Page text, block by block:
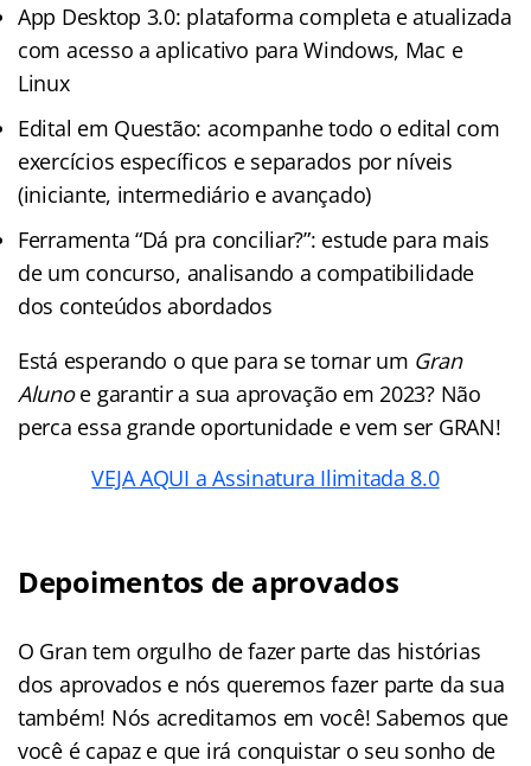
App Desktop 3.0: plataforma completa e atualizada
com acesso a aplicativo para Windows, Mac e
Linux
Edital em Questão: acompanhe todo o edital com
exercícios específicos e separados por níveis
(iniciante, intermediário e avançado)
Ferramenta “Dá pra conciliar?”: estude para mais
de um concurso, analisando a compatibilidade
dos conteúdos abordados
Está esperando o que para se tornar um Gran
Alunoe garantir a sua aprovação em 2023? Não
perca essa grande oportunidade e vem ser GRAN!
VEJA AQUI a Assinatura Ilimitada 8.0
Depoimentos de aprovados
O Gran tem orgulho de fazer parte das histórias
dos aprovados e nós queremos fazer parte da sua
também! Nós acreditamos em você! Sabemos que
você é capaz e que irá conquistar o seu sonho de